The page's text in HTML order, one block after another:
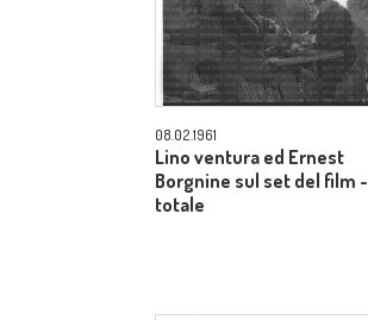
08.02.1961
Lino ventura ed Ernest
Borgnine sul set del film -
totale